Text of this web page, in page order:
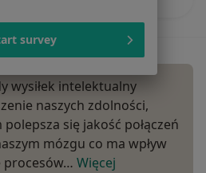
wysiłek intelektualny
naszych zdolności,
się jakość połączeń
mózgu co ma wpływ
procesów… Więcej
survey